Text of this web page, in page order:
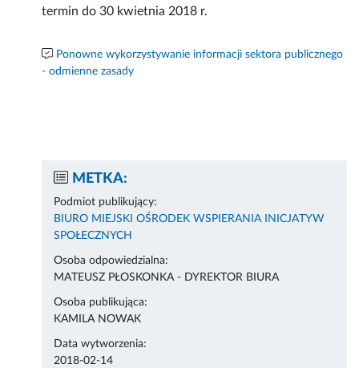
termin do 30 kwietnia 2018 r.
Ponowne wykorzystywanie informacji sektora publicznego
- odmienne zasady
METKA:
Podmiot publikujący:
BIURO MIEJSKI OŚRODEK WSPIERANIA INICJATYW
SPOŁECZNYCH
Osoba odpowiedzialna:
MATEUSZ PŁOSKONKA - DYREKTOR BIURA
Osoba publikująca:
KAMILA NOWAK
Data wytworzenia:
2018-02-14